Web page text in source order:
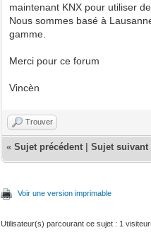
maintenant KNX pour utiliser
Nous sommes basé à
gamme.
Merci pour ce forum
Vincèn
Trouver
«Sujet précédent |Sujet suivant
Voir une version imprimable
Utilisateur(s) parcourant ce sujet : 1